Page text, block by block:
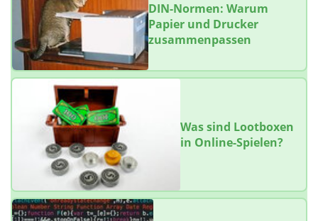
DIN-Normen: Warum
Papier und Drucker
zusammenpassen
Was sind Lootboxen
in Online-Spielen?